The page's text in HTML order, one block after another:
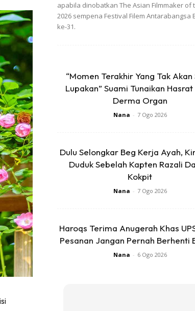
apabila dinobatkan The Asian Filmmaker of
2026 sempena Festival Filem Antarabangsa
ke-31.
“Momen Terakhir Yang Tak Akan
Lupakan” Suami Tunaikan
Derma Organ
Nana - 7 Ogo 2026
Dulu Selongkar Beg Kerja Ayah,
Duduk Sebelah Kapten Razali
Kokpit
Nana - 7 Ogo 2026
Haroqs Terima Anugerah Khas
Pesanan Jangan Pernah Berhenti
Nana - 6 Ogo 2026